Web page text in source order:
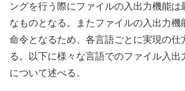
ングを行う際にファイルの入出力機能は
なものとなる。またファイルの入出力機
命令となるため、各言語ごとに実現の仕
る。以下に様々な言語でのファイル入出
について述べる。